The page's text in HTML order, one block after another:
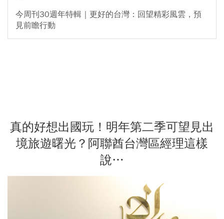
今周刊30週年特輯｜更好的台灣：回望精彩風雲，預
見前瞻行動
真的好想出國玩！明年第二季可望見出
境旅遊曙光？阿聯酋台灣區經理這樣
說…